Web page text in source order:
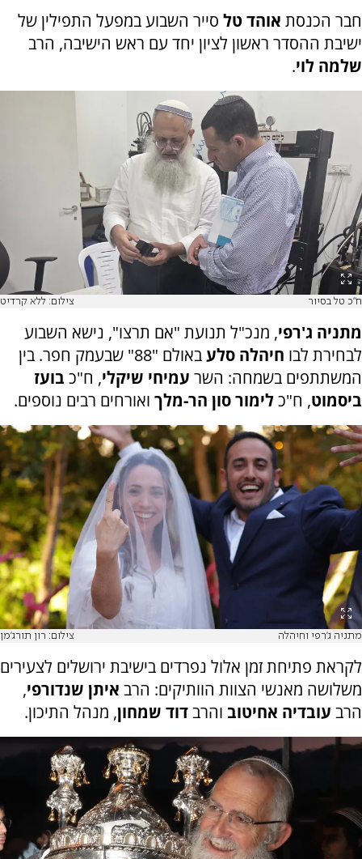
חבר הכנסת אוהד טל סייר השבוע במפעל התפילין של
ישיבת ההסדר ראשון לציון יחד עם ראש הישיבה, הרב
שלמה לוי.
ח"כ טל בסיור צילום: ללא קרדיט
מתניה ג'רפי, מנכ"ל תנועת "אם תרצו", נישא השבוע
לבחירת לבו חיהלה סלע
באולם "88" שבעמק חפר. בין
המשתתפים בשמחה: השר עמיחי שיקלי, ח"כ בועז
ביסמוט, ח"כלימור סון הר-מלך ואורחים רבים נוספים.
מתניה ג'רפי וחיהלה צילום: רון תורג'מן
לקראת פתיחת זמן אלול נפרדים בישיבת ירושלים לצעירים
משלושה מאנשי הצוות הוותיקים: הרב איתן שנדורפי,
הרב עובדיה אחיטוב והרבדוד שמחון, מנהל התיכון.